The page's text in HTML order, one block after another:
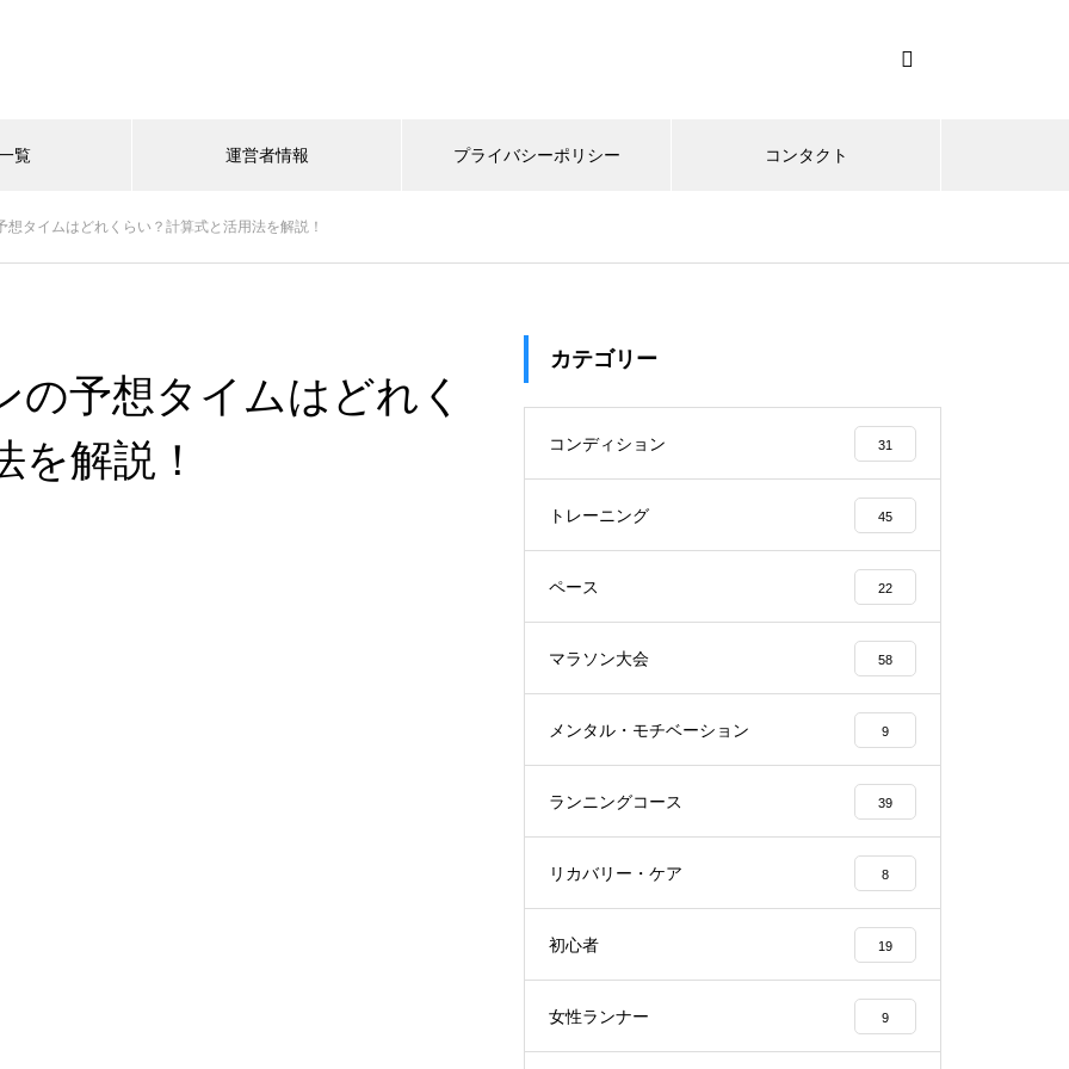
覧 運営者情報 プライバシーポリシー コンタクト
タイムはどれくらい？計算式と活用法を解説！
予想タイムはどれく
を解説！
カテゴリー
コンディション 31
トレーニング 45
ペース 22
マラソン大会 58
メンタル・モチベーション 9
ランニングコース 39
リカバリー・ケア 8
初心者 19
女性ランナー 9